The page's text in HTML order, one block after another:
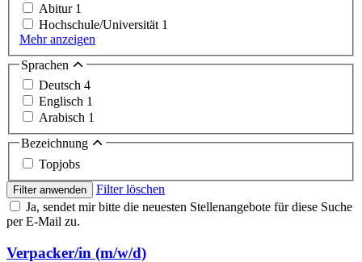
Abitur 1
Hochschule/Universität 1
Mehr anzeigen
Sprachen
Deutsch 4
Englisch 1
Arabisch 1
Bezeichnung
Topjobs
Filter anwenden
Filter löschen
Ja, sendet mir bitte die neuesten Stellenangebote für diese Suche
per E-Mail zu.
Verpacker/in (m/w/d)